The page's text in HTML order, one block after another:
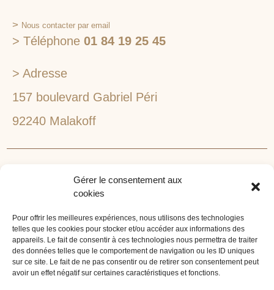
Gérer le consentement aux
cookies
Pour offrir les meilleures expériences, nous utilisons des technologies
telles que les cookies pour stocker et/ou accéder aux informations des
appareils. Le fait de consentir à ces technologies nous permettra de traiter
des données telles que le comportement de navigation ou les ID uniques
sur ce site. Le fait de ne pas consentir ou de retirer son consentement peut
avoir un effet négatif sur certaines caractéristiques et fonctions.
> Nous contacter par email
> Téléphone 01 84 19 25 45
> Adresse
157 boulevard Gabriel Péri
92240 Malakoff
1lieu1salle est spécialisé dans la recherche de lieux
événements d'entreprise. 1lieu1salle recherche
gratuitement pour vous, votre lieu de séminaire idéal :
château, domaine, hôtel, lieu atypique et dans
l'environnement que vous souhaitez, en ville, au vert, au
bord d'un lac ou de la mer.